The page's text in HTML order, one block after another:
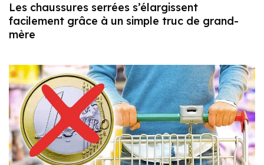
Les chaussures serrées s’élargissent
facilement grâce à un simple truc de grand-
mère